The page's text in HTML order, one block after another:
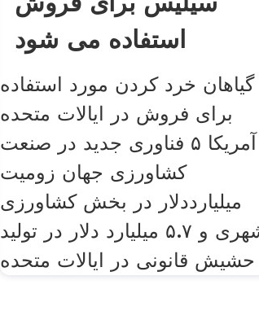
استفاده می شود
گیاهان خرد کردن مورد استفاده
برای فروش در ایالات متحده
آمریکا ۵ فناوری جدید در صنعت
کشاورزی جهان زومیت
میلیارددلار در بخش کشاورزی
شهری و ۵.۷ میلیارد دلار در تولید
حشیش قانونی در ایالات متحده